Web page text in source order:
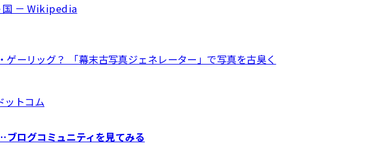
国 － Wikipedia
ゲーリッグ？ 「幕末古写真ジェネレーター」で写真を古臭く
ットコム
ブログコミュニティを見てみる